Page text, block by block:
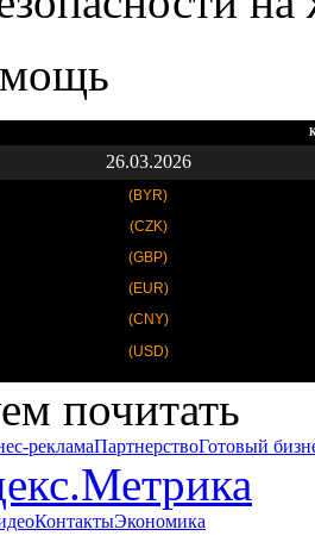
26.03.2026
(BYR)
(CZK)
(GBP)
(EUR)
(CNY)
(USD)
почитать
рекламаПартнерствоГотовый
КонтактыЭкономика